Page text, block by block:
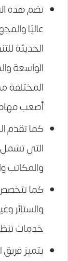
تضم هذه
عاليًا
الحديثة
الواسعة
المختلفة
أصعب مهام
كما تقدم
التي تشمل
والمكاتب
كما
والستائر
خدمات
يتميز